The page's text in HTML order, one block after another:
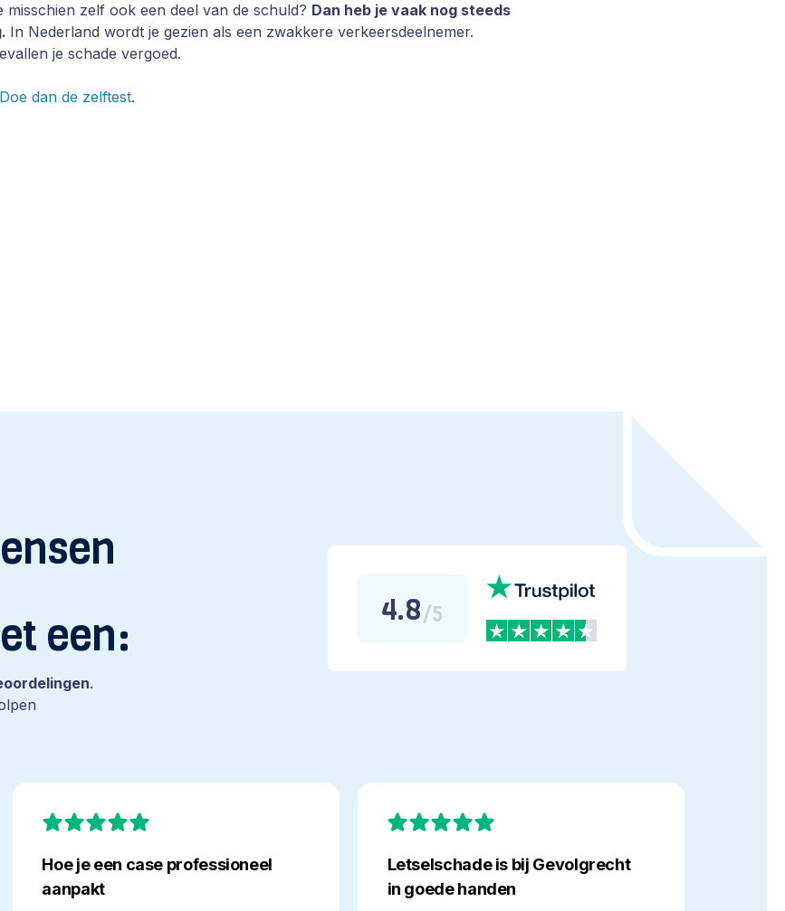
misschien zelf ook een deel van de schuld? Dan heb je vaak nog steeds
In Nederland wordt je gezien als een zwakkere verkeersdeelnemer.
je schade vergoed.
Doe dan de zelftest.
een:
.
4.8/5
Hoe
case
professioneel
Hoe je een case professioneel
aanpakt
Letselschade
Gevolgrecht
Letselschade is bij Gevolgrecht
in goede handen